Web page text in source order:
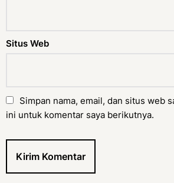
Situs Web
Simpan nama, email, dan situs web
ini untuk komentar saya berikutnya.